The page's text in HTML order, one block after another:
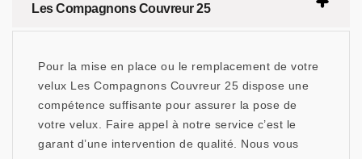
Les Compagnons Couvreur 25
Pour la mise en place ou le remplacement de votre
velux Les Compagnons Couvreur 25 dispose une
compétence suffisante pour assurer la pose de
votre velux. Faire appel à notre service c’est le
garant d’une intervention de qualité. Nous vous